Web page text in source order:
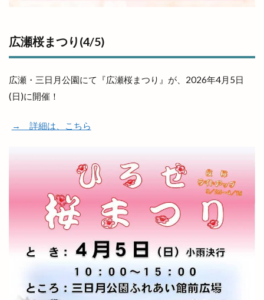
広瀬桜まつり(4/5)
広瀬・三日月公園にて『広瀬桜まつり』が、2026年4月5日
(日)に開催！
→ 詳細は、こちら